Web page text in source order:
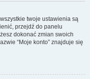
twoje ustawienia są
przejdź do panelu
dokonać zmian swoich
“Moje konto” znajduje się